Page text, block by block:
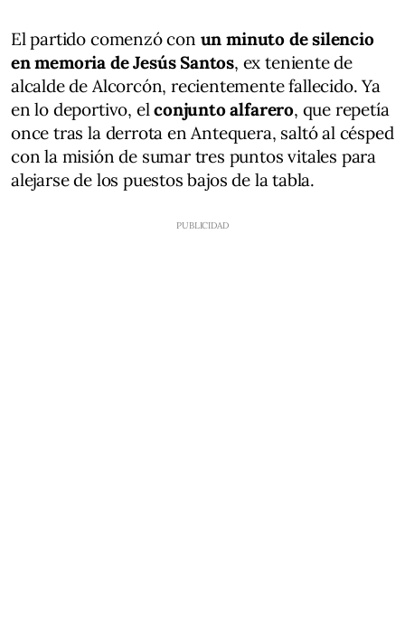
El partido comenzó con un minuto de silencio
en memoria de Jesús Santos, ex teniente de
alcalde de Alcorcón, recientemente fallecido. Ya
en lo deportivo, elconjunto alfarero, que repetía
once tras la derrota en Antequera, saltó al césped
con la misión de sumar tres puntos vitales para
alejarse de los puestos bajos de la tabla.